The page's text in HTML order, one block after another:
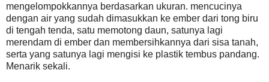
mengelompokkannya berdasarkan ukuran. mencucinya
dengan air yang sudah dimasukkan ke ember dari tong biru
di tengah tenda, satu memotong daun, satunya lagi
merendam di ember dan membersihkannya dari sisa tanah,
serta yang satunya lagi mengisi ke plastik tembus pandang.
Menarik sekali.